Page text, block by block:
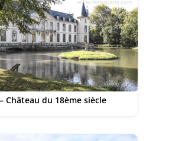
Château du 18ème siècle